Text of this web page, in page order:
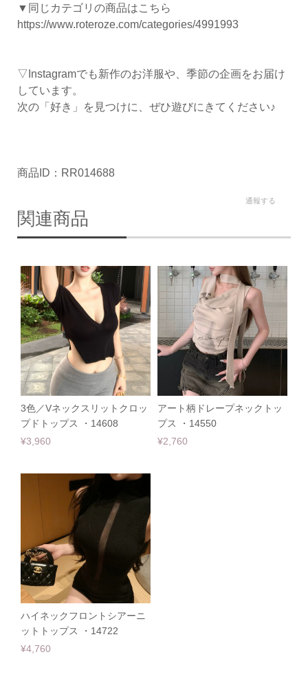
▼同じカテゴリの商品はこちら
https://www.roteroze.com/categories/4991993
▽Instagramでも新作のお洋服や、季節の企画をお届け
しています。
次の「好き」を見つけに、ぜひ遊びにきてください♪
商品ID：RR014688
通報する
関連商品
3色／Vネックスリットクロッ
プドトップス ・14608
¥3,960
アート柄ドレープネックトッ
プス ・14550
¥2,760
ハイネックフロントシアーニ
ットトップス ・14722
¥4,760